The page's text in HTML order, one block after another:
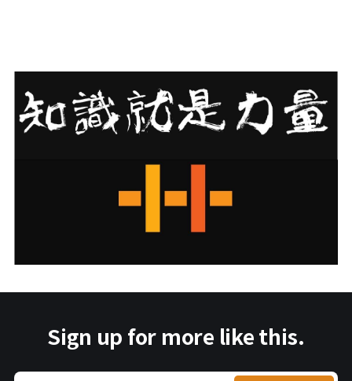
Sign up for more like this.